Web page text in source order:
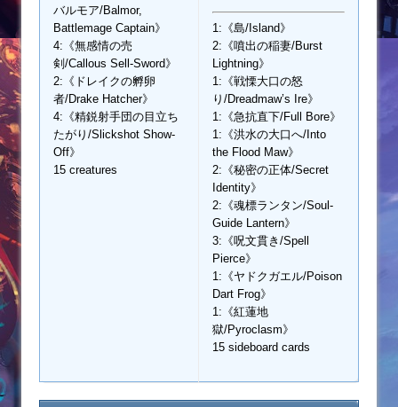
バルモア/Balmor,
Battlemage Captain》
4:《無感情の売
剣/Callous Sell-Sword》
2:《ドレイクの孵卵
者/Drake Hatcher》
4:《精鋭射手団の目立ち
たがり/Slickshot Show-
Off》
15 creatures
1:《島/Island》
2:《噴出の稲妻/Burst
Lightning》
1:《戦慄大口の怒
り/Dreadmaw’s Ire》
1:《急抗直下/Full Bore》
1:《洪水の大口へ/Into
the Flood Maw》
2:《秘密の正体/Secret
Identity》
2:《魂標ランタン/Soul-
Guide Lantern》
3:《呪文貫き/Spell
Pierce》
1:《ヤドクガエル/Poison
Dart Frog》
1:《紅蓮地
獄/Pyroclasm》
15 sideboard cards